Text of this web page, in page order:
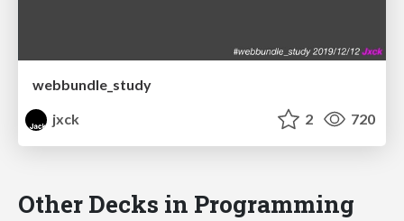
webbundle_study
jxck
2 720
Other Decks in Programming